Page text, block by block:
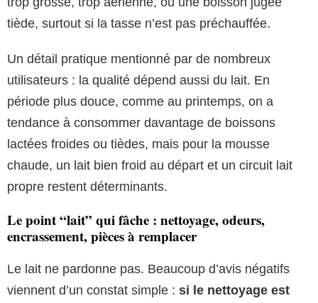
tiède, surtout si la tasse n’est pas préchauffée.
Un détail pratique mentionné par de nombreux
utilisateurs : la qualité dépend aussi du lait. En
période plus douce, comme au printemps, on a
tendance à consommer davantage de boissons
lactées froides ou tièdes, mais pour la mousse
chaude, un lait bien froid au départ et un circuit lait
propre restent déterminants.
Le point “lait” qui fâche : nettoyage, odeurs,
encrassement, pièces à remplacer
Le lait ne pardonne pas. Beaucoup d’avis négatifs
viennent d’un constat simple : si le nettoyage est